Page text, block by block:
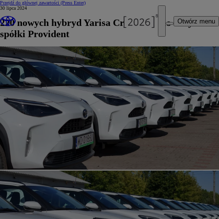
Przejdź do głównej zawartości (Press Enter)
Otwórz menu
30 lipca 2024
220 nowych hybryd Yarisa Cross trafi do floty
spółki Provident